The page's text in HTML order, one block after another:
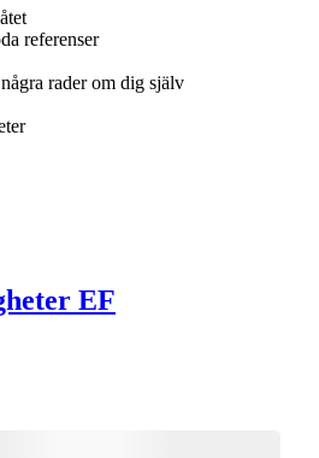
referenser
rader om dig själv
EF